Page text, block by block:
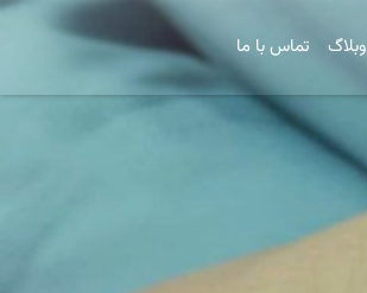
وبلاگ تماس با ما